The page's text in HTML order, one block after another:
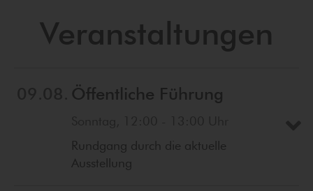
Veranstaltungen
Öffentliche Führung
Rundgang durch die aktuelle
Ausstellung